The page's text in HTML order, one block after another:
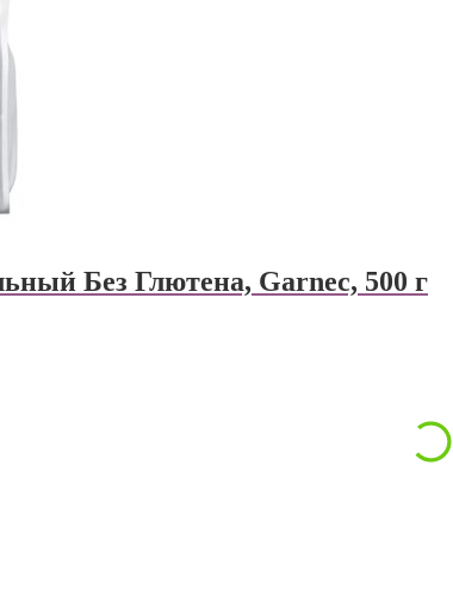
Без Глютена, Garnec, 500 г